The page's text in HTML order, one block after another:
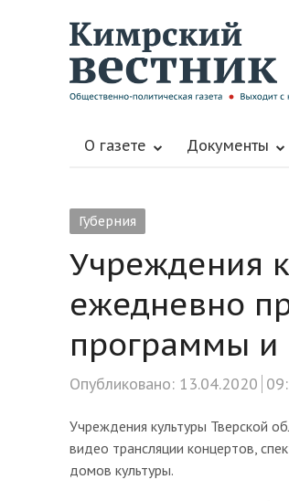
О газете Документы
Губерния
Учреждения
ежедневно
программы и
Опубликовано: 13.04.2020
Учреждения культуры Тверской
видео трансляции концертов,
домов культуры.